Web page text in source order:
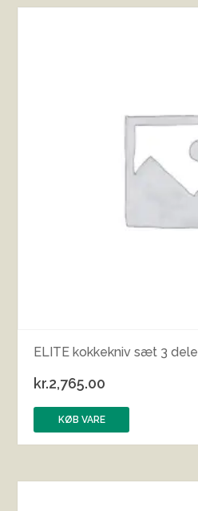
ELITE kokkekniv sæt 3 dele
kr.2,765.00
KØB VARE